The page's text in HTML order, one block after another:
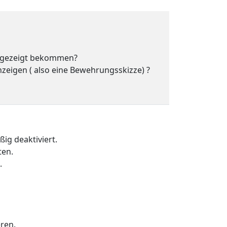
bekommen?
( also eine Bewehrungsskizze) ?
deaktiviert.